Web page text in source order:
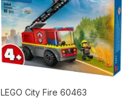
LEGO City Fire 60463